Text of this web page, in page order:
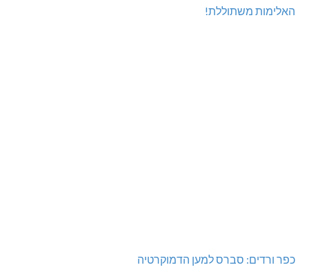
האלימות משתוללת!
כפר ורדים: סברס למען הדמוקרטיה